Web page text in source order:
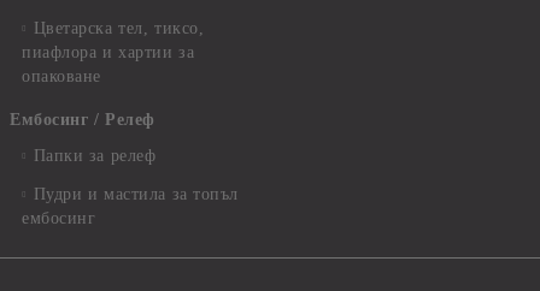
Цветарска тел, тиксо,
пиафлора и хартии за
опаковане
Ембосинг / Релеф
Папки за релеф
Пудри и мастила за топъл
ембосинг